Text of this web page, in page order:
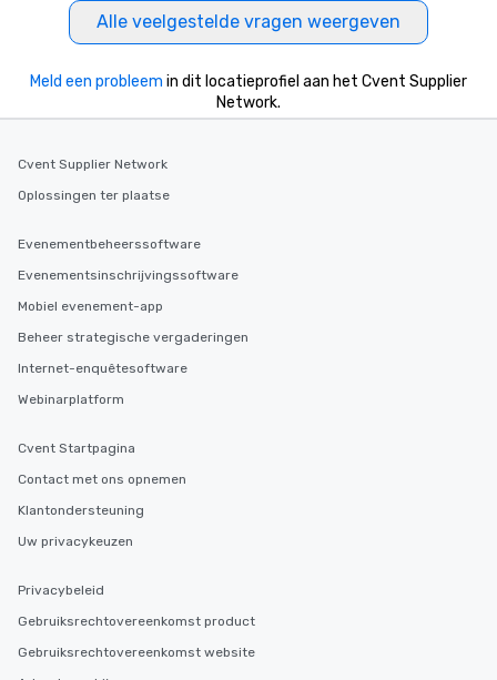
Alle veelgestelde vragen weergeven
Meld een probleem in dit locatieprofiel aan het Cvent Supplier
Network.
Cvent Supplier Network
Oplossingen ter plaatse
Evenementbeheerssoftware
Evenementsinschrijvingssoftware
Mobiel evenement-app
Beheer strategische vergaderingen
Internet-enquêtesoftware
Webinarplatform
Cvent Startpagina
Contact met ons opnemen
Klantondersteuning
Uw privacykeuzen
Privacybeleid
Gebruiksrechtovereenkomst product
Gebruiksrechtovereenkomst website